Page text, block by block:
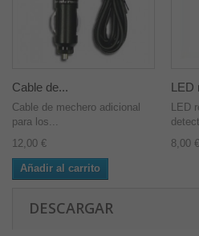
Cable de...
Cable de mechero adicional
para los...
12,00 €
Añadir al carrito
LED
LED
8,00 €
DESCARGAR